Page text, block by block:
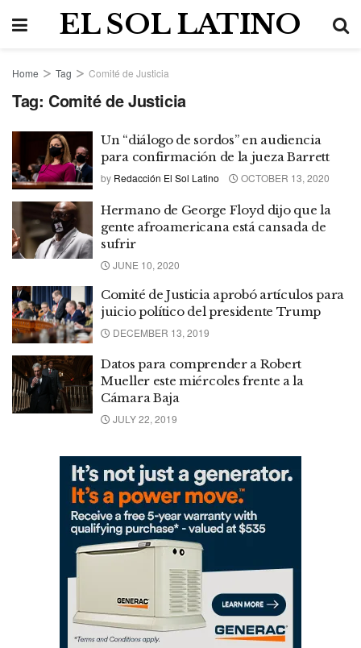
EL SOL LATINO
Home Tag Comité de Justicia
Tag: Comité de Justicia
Un “diálogo de sordos” en audiencia
para confirmación de la jueza Barrett
by Redacción El Sol Latino OCTOBER 13, 2020
Hermano de George Floyd dijo que la
gente afroamericana está cansada de
sufrir
JUNE 10, 2020
Comité de Justicia aprobó artículos para
juicio político del presidente Trump
DECEMBER 13, 2019
Datos para comprender a Robert
Mueller este miércoles frente a la
Cámara Baja
JULY 22, 2019